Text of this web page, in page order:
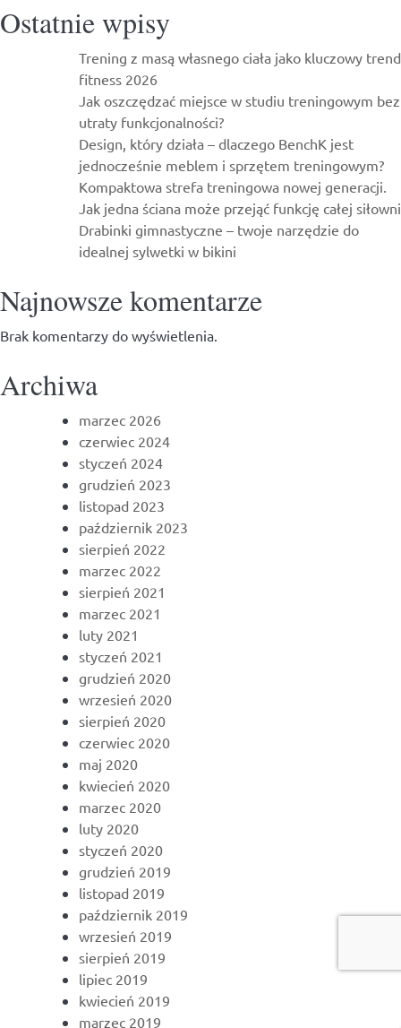
Ostatnie wpisy
Trening z masą własnego ciała jako kluczowy trend
fitness 2026
Jak oszczędzać miejsce w studiu treningowym bez
utraty funkcjonalności?
Design, który działa – dlaczego BenchK jest
jednocześnie meblem i sprzętem treningowym?
Kompaktowa strefa treningowa nowej generacji.
Jak jedna ściana może przejąć funkcję całej siłowni
Drabinki gimnastyczne – twoje narzędzie do
idealnej sylwetki w bikini
Najnowsze komentarze
Brak komentarzy do wyświetlenia.
Archiwa
marzec 2026
czerwiec 2024
styczeń 2024
grudzień 2023
listopad 2023
październik 2023
sierpień 2022
marzec 2022
sierpień 2021
marzec 2021
luty 2021
styczeń 2021
grudzień 2020
wrzesień 2020
sierpień 2020
czerwiec 2020
maj 2020
kwiecień 2020
marzec 2020
luty 2020
styczeń 2020
grudzień 2019
listopad 2019
październik 2019
wrzesień 2019
sierpień 2019
lipiec 2019
kwiecień 2019
marzec 2019